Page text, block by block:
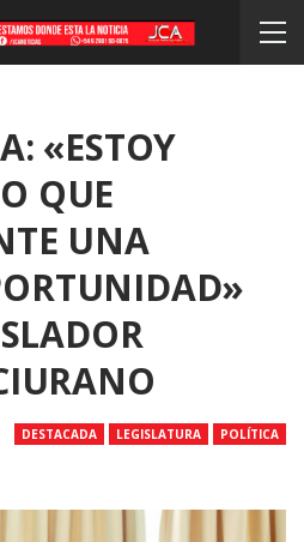
«ESTOY
QUE
UNA
DESTACADA LEGISLATURA POLÍTICA